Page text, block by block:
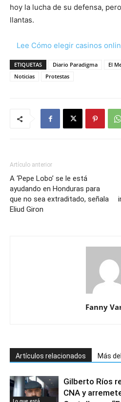
hoy la lucha de su defensa,
llantas.
Lee Cómo elegir casinos
ETIQUETAS Diario Paradigma El
Noticias
Protestas
Artículo anterior
A ‘Pepe Lobo’ se le está
ayudando en Honduras para
que no sea extraditado, señala
Eliud Giron
Fanny
Artículos relacionados Más
Gilberto Ríos
CNA y